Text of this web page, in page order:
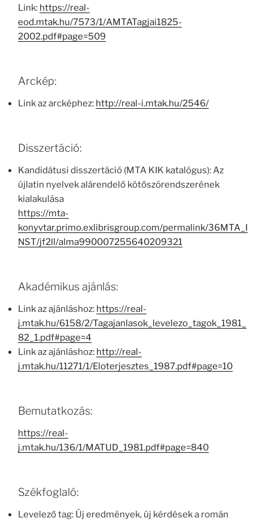
Link: https://real-
eod.mtak.hu/7573/1/AMTATagjai1825-
2002.pdf#page=509
Arckép:
Link az arcképhez: http://real-i.mtak.hu/2546/
Disszertáció:
Kandidátusi disszertáció (MTA KIK katalógus): Az
újlatin nyelvek alárendelő kötőszórendszerének
kialakulása
https://mta-
konyvtar.primo.exlibrisgroup.com/permalink/36MTA_I
NST/jf2ll/alma990007255640209321
Akadémikus ajánlás:
Link az ajánláshoz: https://real-
j.mtak.hu/6158/2/Tagajanlasok_levelezo_tagok_1981_
82_1.pdf#page=4
Link az ajánláshoz: http://real-
j.mtak.hu/11271/1/Eloterjesztes_1987.pdf#page=10
Bemutatkozás:
https://real-
j.mtak.hu/136/1/MATUD_1981.pdf#page=840
Székfoglaló:
Levelező tag: Új eredmények, új kérdések a román